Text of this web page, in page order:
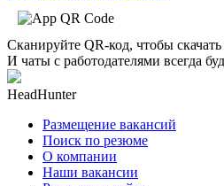
Сканируйте QR-код, чтобы
И чаты с работодателями всегда
HeadHunter
Размещение вакансий
Поиск по резюме
О компании
Наши вакансии